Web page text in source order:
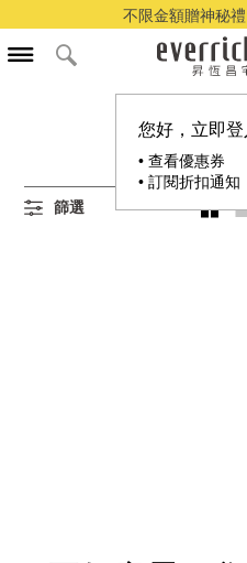
不限金額贈神秘
您好，立即登
• 查看優惠券
• 訂閱折扣通知
所有盲
0
篩選